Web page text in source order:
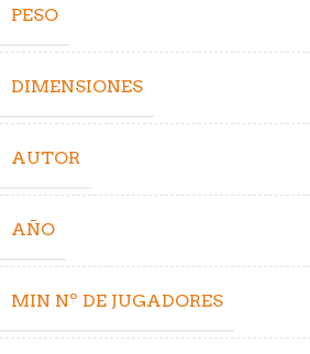
PESO
DIMENSIONES
AUTOR
AÑO
MIN Nº DE JUGADORES